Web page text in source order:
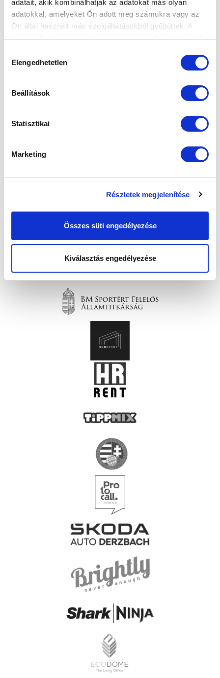
adatait, akik kombinálhatják az adatokat más olyan
adatokkal, amelyeket Ön adott meg számukra vagy az
Ön által használt más szolgáltatásokból gyűjtöttek. A
weboldalon való böngészés folytatásával Ön hozzájárul a
kiválasztása
Elengedhetetlen
Beállítások
Statisztikai
Marketing
Részletek megjelenítése
Összes süti engedélyezése
Kiválasztás engedélyezése
FELIRATKOZOM